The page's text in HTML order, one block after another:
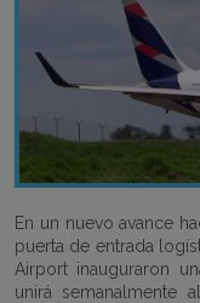
En un nuevo avance
puerta de entrada
Airport inauguraron
unirá semanalmente